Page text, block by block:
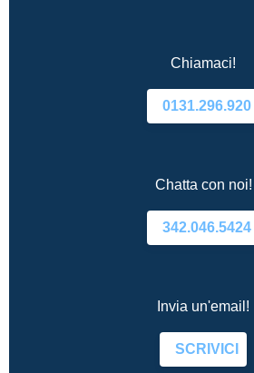
Chiamaci!
0131.296.920
Chatta con noi!
342.046.5424
Invia un'email!
SCRIVICI